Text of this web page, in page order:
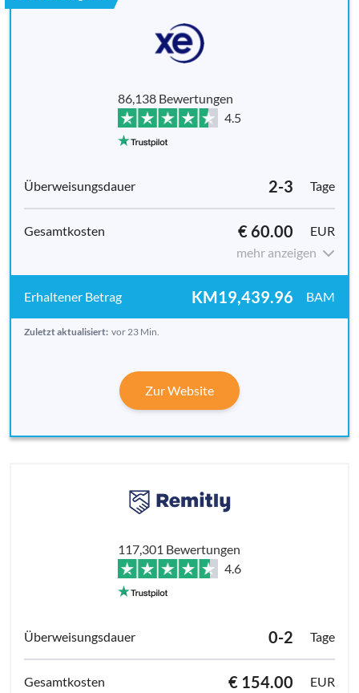
86,138 Bewertungen
4.5
2-3 Tage
€ 60.00
EUR
mehr anzeigen
KM19,439.96 BAM
Zuletzt aktualisiert: vor 23 Min.
Zur Website
117,301 Bewertungen
4.6
0-2 Tage
€ 154.00
EUR